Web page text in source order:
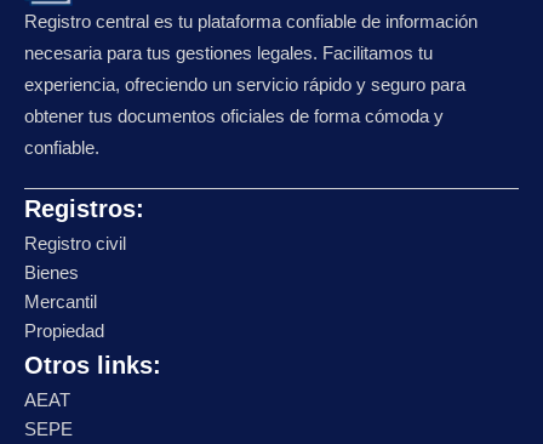
Registro central es tu plataforma confiable de información
necesaria para tus gestiones legales. Facilitamos tu
experiencia, ofreciendo un servicio rápido y seguro para
obtener tus documentos oficiales de forma cómoda y
confiable.
Registros:
Registro civil
Bienes
Mercantil
Propiedad
Otros links:
AEAT
SEPE